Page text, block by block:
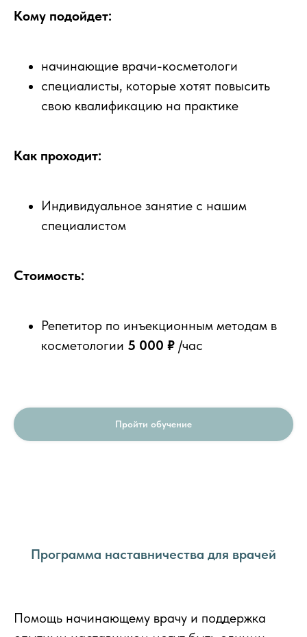
Кому подойдет:
начинающие врачи-косметологи
специалисты, которые хотят повысить
свою квалификацию на практике
Как проходит:
Индивидуальное занятие с нашим
специалистом
Стоимость:
Репетитор по инъекционным методам в
косметологии 5 000 ₽ /час
Пройти обучение
Программа наставничества для врачей
Помощь начинающему врачу и поддержка